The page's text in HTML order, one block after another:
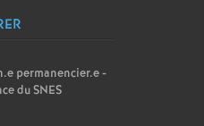
permanencier.e -
du SNES